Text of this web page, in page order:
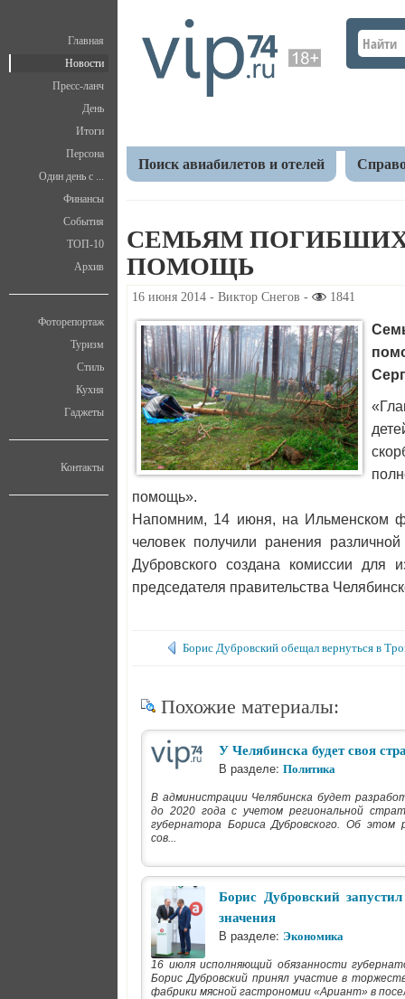
Главная
Новости
Пресс-ланч
День
Итоги
Персона
Один день с ...
Финансы
События
ТОП-10
Архив
Фоторепортаж
Туризм
Стиль
Кухня
Гаджеты
Контакты
Поиск авиабилетов и отелей
СЕМЬЯМ
ПОМОЩЬ
16 июня 2014 - Виктор Снегов - 1841
помощь».
Напомним, 14 июня, на Ильменском
человек получили ранения
Дубровского создана комиссии для
председателя правительства
Борис Дубровский обещал вернуться в
Похожие материалы:
У Челябинска будет своя
В разделе: Политика
В администрации Челябинска будет
до 2020 года с учетом региональной
губернатора Бориса Дубровского. Об этом
сов...
Борис Дубровский
значения
В разделе: Экономика
16 июля исполняющий обязанности
Борис Дубровский принял участие в
фабрики мясной гастрономии «Ариант» в